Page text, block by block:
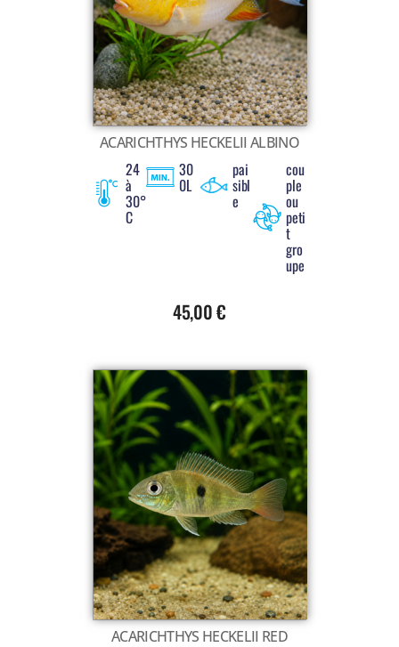
ACARICHTHYS HECKELII ALBINO
24
à
30°
C
30
0L
pai
sibl
e
cou
ple
ou
peti
t
gro
upe
45,00€
ACARICHTHYS HECKELII RED